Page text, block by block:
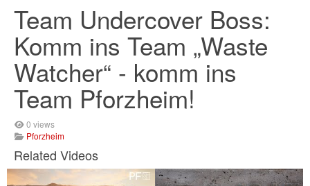
Team Undercover Boss:
Komm ins Team „Waste
Watcher“ - komm ins
Team Pforzheim!
0 views
Pforzheim
Related Videos